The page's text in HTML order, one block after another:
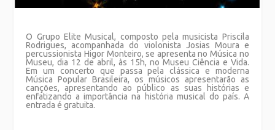
O Grupo Elite Musical, composto pela musicista Priscila
Rodrigues, acompanhada do violonista Josias Moura e
percussionista Higor Monteiro, se apresenta no Música no
Museu, dia 12 de abril, às 15h, no Museu Ciência e Vida.
Em um concerto que passa pela clássica e moderna
Música Popular Brasileira, os músicos apresentarão as
canções, apresentando ao público as suas histórias e
enfatizando a importância na história musical do país. A
entrada é gratuita.